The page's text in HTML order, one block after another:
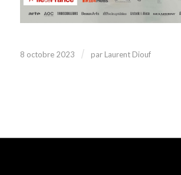
8 octobre 2023 / par Laurent Diouf